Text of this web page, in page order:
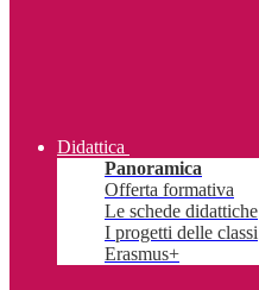
Didattica
Panoramica
Offerta formativa
Le schede didattiche
I progetti delle classi
Erasmus+